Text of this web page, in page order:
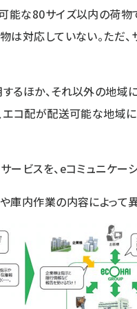
な80サイズ以内の荷物
は対応していない。ただ
るほか、それ以外の地域
エコ配が配送可能な地域
ビスを、eコミュニケー
内作業の内容によって異